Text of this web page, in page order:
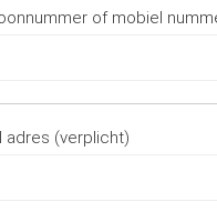
of mobiel
adres (verplicht)